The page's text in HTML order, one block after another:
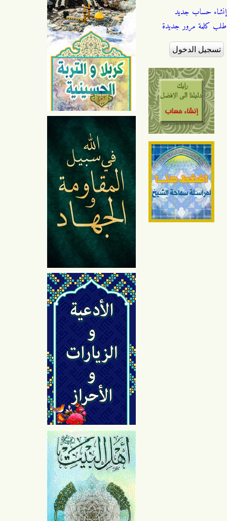
إنشاء حساب جديد
طلب كلمة مرور جديدة